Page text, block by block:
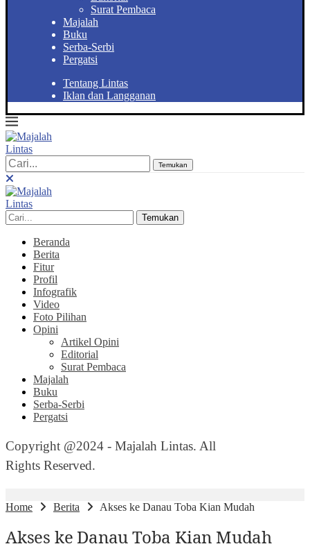
Surat Pembaca
Majalah
Buku
Serba-Serbi
Pergatsi
Tentang Lintas
Iklan dan Langganan
Temukan
Temukan
Beranda
Berita
Fitur
Profil
Infografik
Video
Foto Pilihan
Opini
Artikel Opini
Editorial
Surat Pembaca
Majalah
Buku
Serba-Serbi
Pergatsi
Copyright @2024 - Majalah Lintas. All
Rights Reserved.
Home Berita Akses ke Danau Toba Kian Mudah
Akses ke Danau Toba Kian Mudah